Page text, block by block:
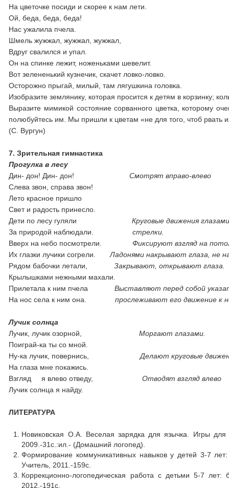
На цветочке посиди и скорее к нам лети.
Ой, беда, беда, беда!
Нас ужалила пчела.
Шмель жужжал, жужжал, жужжал,
Вдруг свалился и упал.
Он на спинке лежит, ноженьками шевелит.
Вот зелененький кузнечик, скачет ловко-ловко.
Осторожно прыгай, милый, там лягушкина головка.
Изобразите землянику, которая просится к детям в корзинку;
Выразите мимикой состояние сорванного цветка, которому
полюбуйтесь им. Мы пришли к цветам «не для того, чтоб рвать
(С. Вургун)
7. Зрительная гимнастика
Прогулка в лесу
Дин- дон! Дин- дон!Смотрят вправо-влево
Слева звон, справа звон!
Лето красное пришло
Свет и радость принесло.
Дети по лесу гулялиКруговые движения
За природой наблюдали.стрелки.
Вверх на небо посмотрели.Фиксируют взгляд на
Их глазки лучики согрели.Ладонями накрывают глаза, не
Рядом бабочки летали,Закрывают, открывают глаза.
Крылышками нежными махали.
Прилетала к ним пчелаВыставляют перед собой
На нос села к ним она.прослеживают его движение к
Лучик солнца
Лучик, лучик озорной,Моргают глазами.
Поиграй-ка ты со мной.
Ну-ка лучик, повернись,
Делают круговые
На глаза мне покажись.
Взгляд я влево отведу,
Отводят взгляд влево
Лучик солнца я найду.
ЛИТЕРАТУРА
Новиковская О.А. Веселая зарядка для язычка. Игры
2009.-31с.:ил.- (Домашний логопед).
Формирование коммуникативных навыков у детей 3-7
Учитель, 2011.-159с.
Коррекционно-логопедическая работа с детьми 5-7 лет:
2012.-191с.